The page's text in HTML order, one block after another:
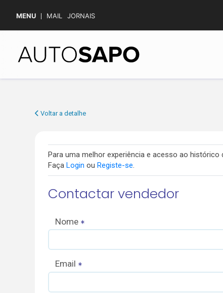
MENU MAIL JORNAIS
Voltar a detalhe
Para uma melhor experiência e acesso ao
Faça Login ou Registe-se.
Contactar vendedor
Nome
Email